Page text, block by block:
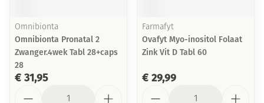
Omnibionta
Omnibionta Pronatal 2
Zwanger.4wek Tabl 28+caps
28
€ 31,95
Farmafyt
Ovafyt Myo-inositol Folaat
Zink Vit D Tabl 60
€ 29,99